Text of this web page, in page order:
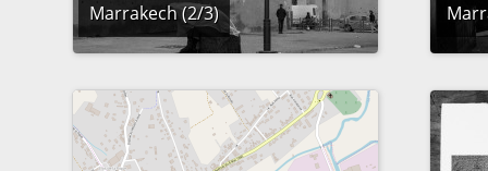
Marrakech (2/3)